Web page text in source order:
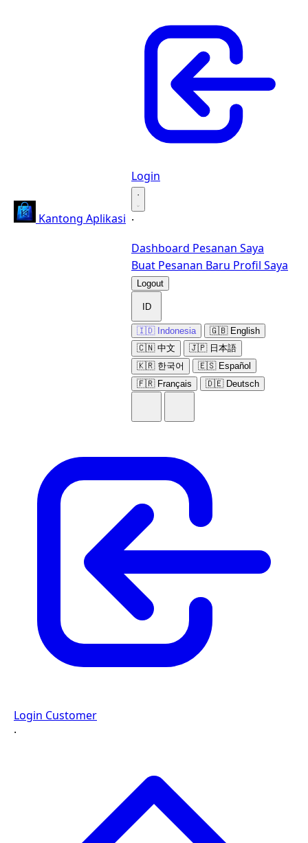
Kantong Aplikasi
Login
·
·
Dashboard Pesanan Saya
Buat Pesanan Baru Profil Saya
Logout
ID
🇮🇩 Indonesia
🇬🇧 English
🇨🇳 中文
🇯🇵 日本語
🇰🇷 한국어
🇪🇸 Español
🇫🇷 Français
🇩🇪 Deutsch
Login Customer
·